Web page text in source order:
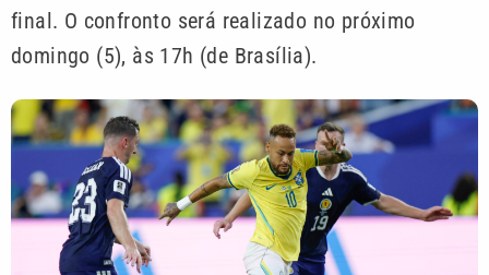
final. O confronto será realizado no próximo
domingo (5), às 17h (de Brasília).